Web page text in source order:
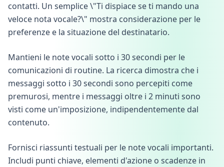
contatti. Un semplice \"Ti dispiace se ti mando una
veloce nota vocale?\" mostra considerazione per le
preferenze e la situazione del destinatario.
Mantieni le note vocali sotto i 30 secondi per le
comunicazioni di routine. La ricerca dimostra che i
messaggi sotto i 30 secondi sono percepiti come
premurosi, mentre i messaggi oltre i 2 minuti sono
visti come un'imposizione, indipendentemente dal
contenuto.
Fornisci riassunti testuali per le note vocali importanti.
Includi punti chiave, elementi d'azione o scadenze in